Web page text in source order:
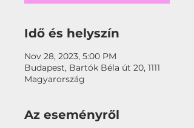
Idő és helyszín
Nov 28, 2023, 5:00 PM
Budapest, Bartók Béla út 20, 1111
Magyarország
Az eseményről